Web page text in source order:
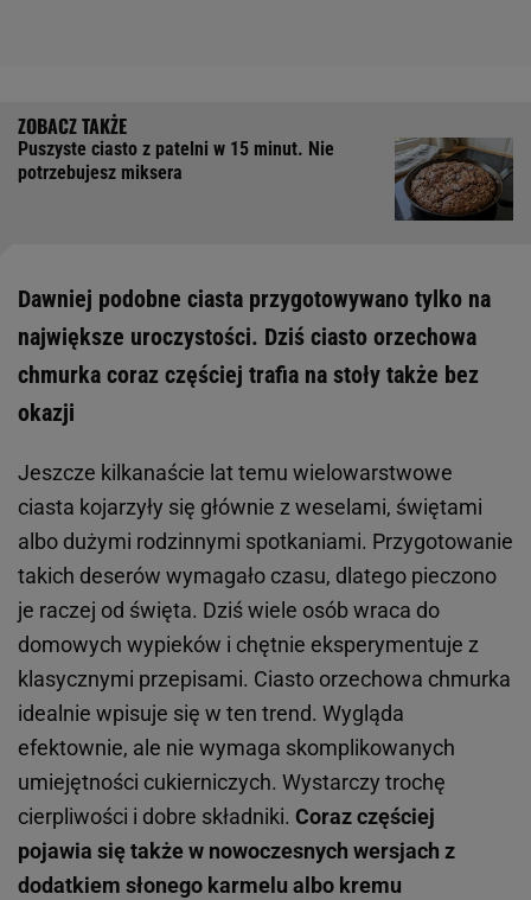
Puszyste ciasto z patelni w 15 minut. Nie
potrzebujesz miksera
Dawniej podobne ciasta przygotowywano tylko na
największe uroczystości. Dziś ciasto orzechowa
chmurka coraz częściej trafia na stoły także bez
okazji
Jeszcze kilkanaście lat temu wielowarstwowe
ciasta kojarzyły się głównie z weselami, świętami
albo dużymi rodzinnymi spotkaniami. Przygotowanie
takich deserów wymagało czasu, dlatego pieczono
je raczej od święta. Dziś wiele osób wraca do
domowych wypieków i chętnie eksperymentuje z
klasycznymi przepisami. Ciasto orzechowa chmurka
idealnie wpisuje się w ten trend. Wygląda
efektownie, ale nie wymaga skomplikowanych
umiejętności cukierniczych. Wystarczy trochę
cierpliwości i dobre składniki. Coraz częściej
pojawia się także w nowoczesnych wersjach z
dodatkiem słonego karmelu albo kremu